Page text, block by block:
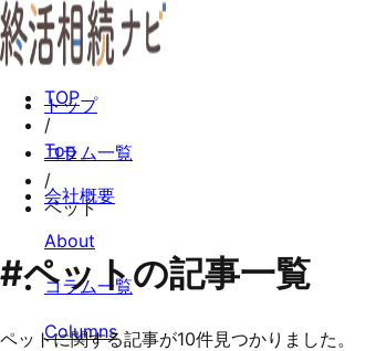
トップ
Top
会社概要
About
コラム一覧
Columns
TOP
/
コラム一覧
/
ペット
#ペットの記事一覧
ペットに関する記事が10件見つかりました。